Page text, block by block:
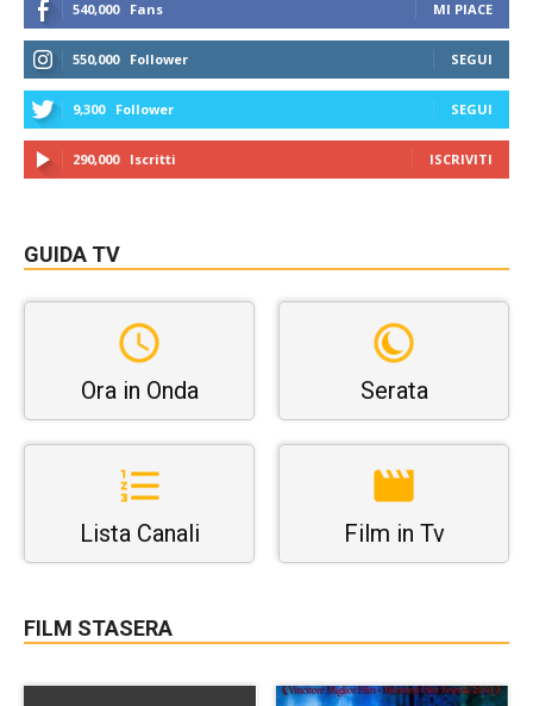
540,000 Fans MI PIACE
550,000 Follower SEGUI
9,300 Follower SEGUI
290,000 Iscritti ISCRIVITI
GUIDA TV
Ora in Onda Serata
Lista Canali Film in Tv
FILM STASERA